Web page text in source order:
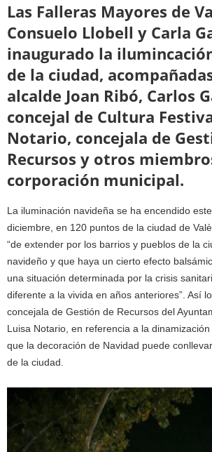
Las Falleras Mayores de
Consuelo Llobell y Carla
inaugurado la
de la ciudad,
alcalde Joan Ribó, Carlos
concejal de Cultura
Notario, concejala de
Recursos y otros
corporación municipal.
La iluminación navideña se ha encendido
diciembre, en 120 puntos de la ciudad de
“de extender por los barrios y pueblos de la
navideño y que haya un cierto efecto
una situación determinada por la crisis
diferente a la vivida en años anteriores”. Así
concejala de Gestión de Recursos del
Luisa Notario, en referencia a la
que la decoración de Navidad puede
de la ciudad.